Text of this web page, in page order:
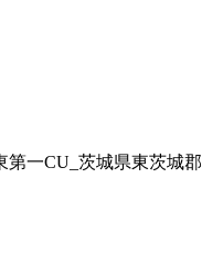
一CU_茨城県東茨城郡